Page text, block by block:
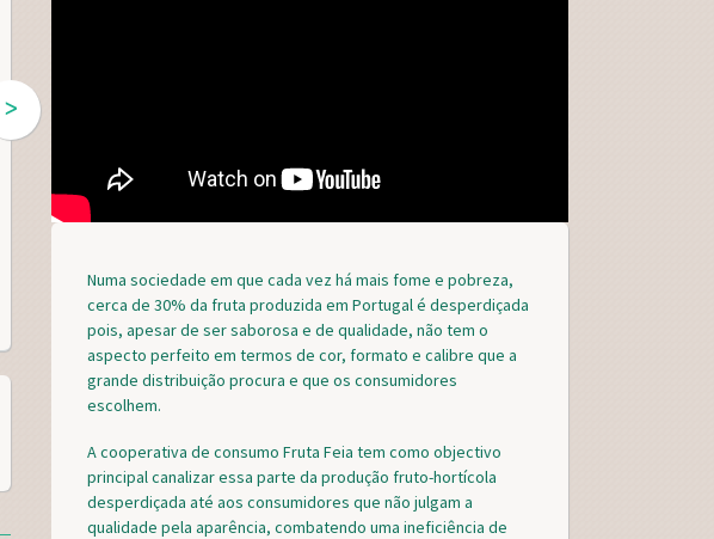
ᐳ
Numa sociedade em que cada vez há mais fome e pobreza,
cerca de 30% da fruta produzida em Portugal é desperdiçada
pois, apesar de ser saborosa e de qualidade, não tem o
aspecto perfeito em termos de cor, formato e calibre que a
grande distribuição procura e que os consumidores
escolhem.
A cooperativa de consumo Fruta Feia tem como objectivo
principal canalizar essa parte da produção fruto-hortícola
desperdiçada até aos consumidores que não julgam a
qualidade pela aparência, combatendo uma ineficiência de